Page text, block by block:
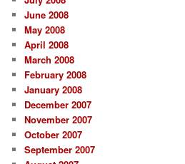
June 2008
May 2008
April 2008
March 2008
February 2008
January 2008
December 2007
November 2007
October 2007
September 2007